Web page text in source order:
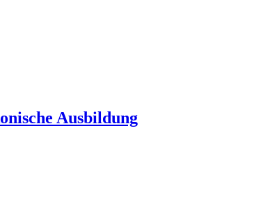
Ausbildung